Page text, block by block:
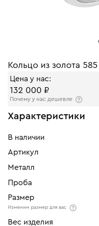
Кольцо из золота
Цена у нас:
132 000 ₽
Почему у нас дешевле
Характеристики
В наличии
Артикул
Металл
Проба
Размер
Изменим размер для вас
Вес изделия